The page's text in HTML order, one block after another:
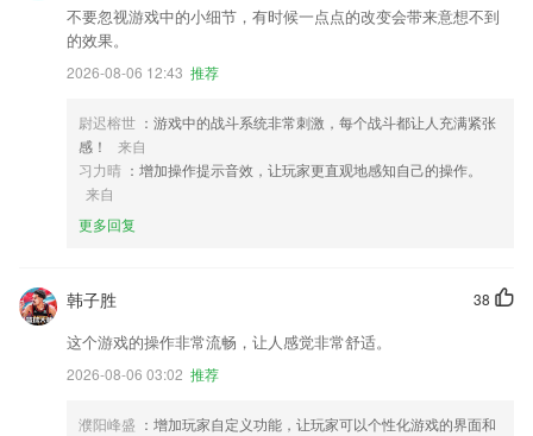
不要忽视游戏中的小细节，有时候一点点的改变会带来意想不到
的效果。
2026-08-06 12:43 推荐
尉迟榕世 ：游戏中的战斗系统非常刺激，每个战斗都让人充满紧张
感！
来自
习力晴 ：增加操作提示音效，让玩家更直观地感知自己的操作。
来自
更多回复
38
韩子胜
这个游戏的操作非常流畅，让人感觉非常舒适。
2026-08-06 03:02 推荐
濮阳峰盛 ：增加玩家自定义功能，让玩家可以个性化游戏的界面和